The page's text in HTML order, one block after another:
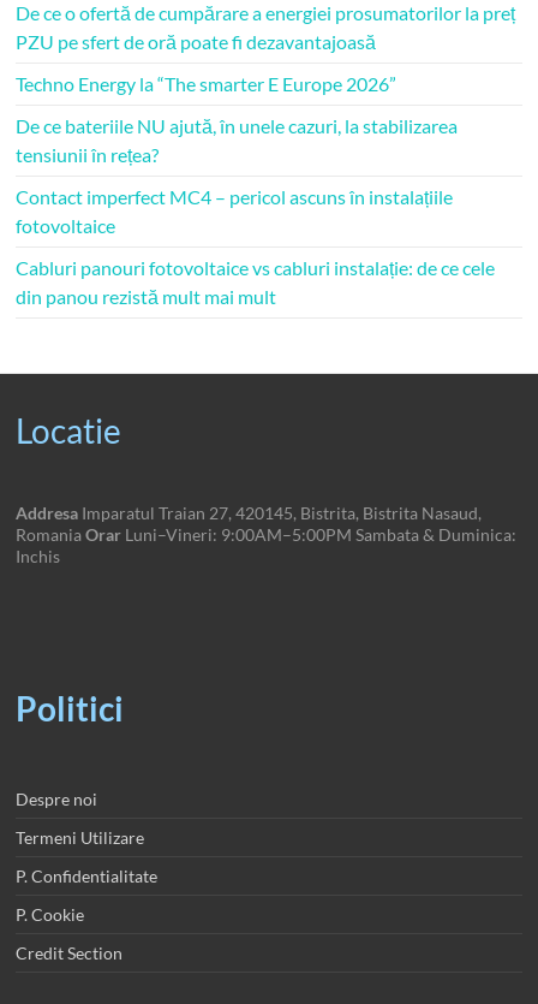
De ce o ofertă de cumpărare a energiei prosumatorilor la preț
PZU pe sfert de oră poate fi dezavantajoasă
Techno Energy la “The smarter E Europe 2026”
De ce bateriile NU ajută, în unele cazuri, la stabilizarea
tensiunii în rețea?
Contact imperfect MC4 – pericol ascuns în instalațiile
fotovoltaice
Cabluri panouri fotovoltaice vs cabluri instalație: de ce cele
din panou rezistă mult mai mult
Locatie
Addresa Imparatul Traian 27, 420145, Bistrita, Bistrita Nasaud,
RomaniaOrar Luni–Vineri: 9:00AM–5:00PM Sambata & Duminica:
Inchis
Politici
Despre noi
Termeni Utilizare
P. Confidentialitate
P. Cookie
Credit Section